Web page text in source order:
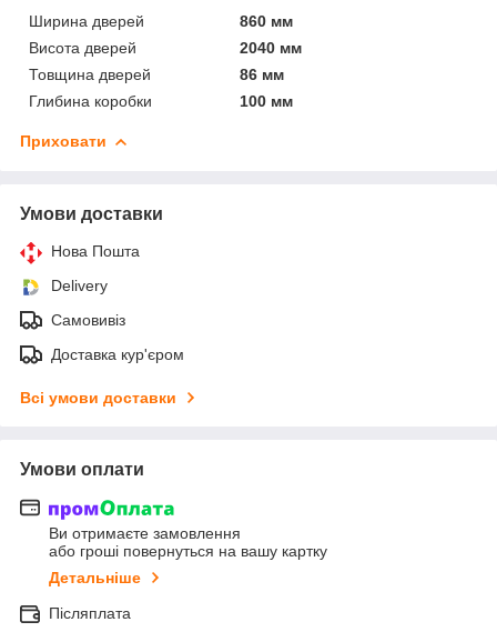
Ширина дверей
860 мм
Висота дверей
2040 мм
Товщина дверей
86 мм
Глибина коробки
100 мм
Приховати
Умови доставки
Нова Пошта
Delivery
Самовивіз
Доставка кур'єром
Всі умови доставки
Умови оплати
Ви отримаєте замовлення
або гроші повернуться на вашу картку
Детальніше
Післяплата